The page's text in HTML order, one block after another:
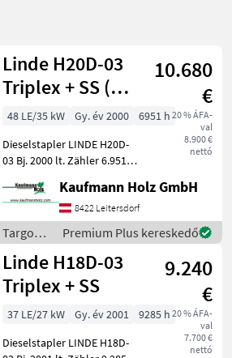
Ország Szűrők
1.947
megjelenítése
Linde H20D-03
Triplex + SS (
PERKINS )
10.680
€
20 % ÁFA-
val
8.900 €
nettó
48 LE/35 kW Gy. év 2000
6951 h
Dieselstapler LINDE H20D-
03 Bj. 2000 lt. Zähler 6.951
( baugleich 2, 5 Tonner ) 2,
22 Meter Bauhöhe 2, 03
Meter Masthöhe 4, 25 Me
Kaufmann Holz GmbH
8422 Leitersdorf
Targoncák
és
raktártechnika
/ Linde
Premium Plus kereskedő
Linde H18D-03
Triplex + SS
9.240
€
20 % ÁFA-
val
7.700 €
nettó
37 LE/27 kW Gy. év 2001
9285 h
Dieselstapler LINDE H18D-